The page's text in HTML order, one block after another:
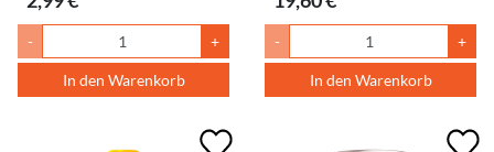
- +
In den Warenkorb
- +
In den Warenkorb